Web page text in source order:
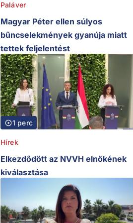
Paláver
Magyar Péter ellen súlyos
bűncselekmények gyanúja miatt
tettek feljelentést
1 perc
Hírek
Elkezdődött az NVVH elnökének
kiválasztása